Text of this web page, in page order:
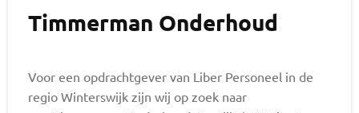
Timmerman Onderhoud
Voor een opdrachtgever van Liber Personeel in de
regio Winterswijk zijn wij op zoek naar